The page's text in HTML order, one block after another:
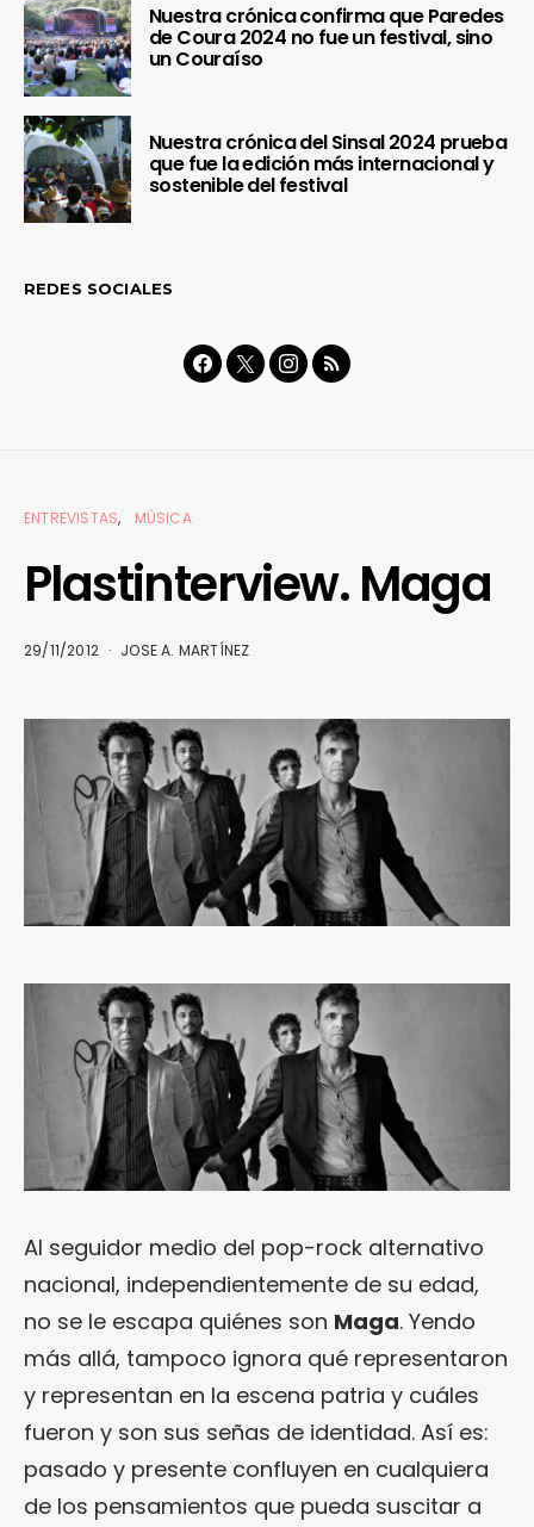
Nuestra crónica confirma que Paredes
de Coura 2024 no fue un festival, sino
un Couraíso
Nuestra crónica del Sinsal 2024 prueba
que fue la edición más internacional y
sostenible del festival
REDES SOCIALES
ENTREVISTAS MÚSICA
Plastinterview. Maga
29/11/2012 JOSE A. MARTÍNEZ
Al seguidor medio del pop-rock alternativo
nacional, independientemente de su edad,
no se le escapa quiénes son Maga. Yendo
más allá, tampoco ignora qué representaron
y representan en la escena patria y cuáles
fueron y son sus señas de identidad. Así es:
pasado y presente confluyen en cualquiera
de los pensamientos que pueda suscitar a